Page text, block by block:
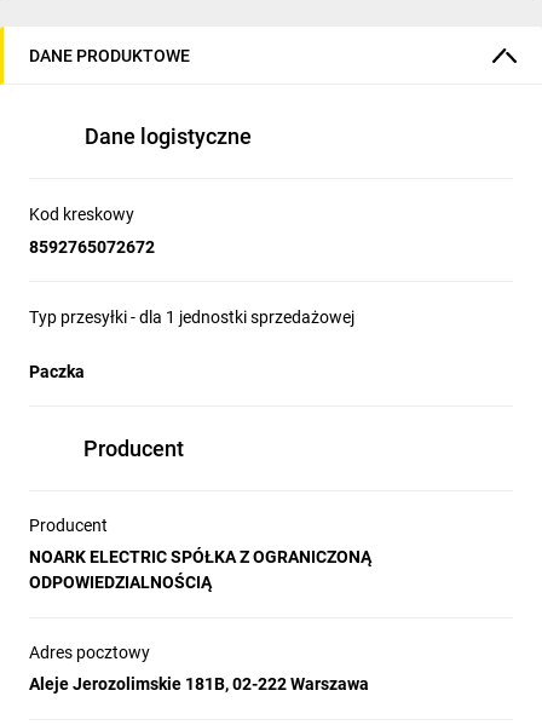
DANE PRODUKTOWE
Dane logistyczne
Kod kreskowy
8592765072672
Typ przesyłki - dla 1 jednostki sprzedażowej
Paczka
Producent
Producent
NOARK ELECTRIC SPÓŁKA Z OGRANICZONĄ
ODPOWIEDZIALNOŚCIĄ
Adres pocztowy
Aleje Jerozolimskie 181B, 02-222 Warszawa